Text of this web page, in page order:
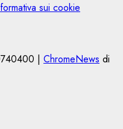
sui cookie
| ChromeNews di